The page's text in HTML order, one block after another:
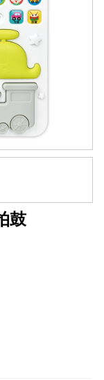
程說明』
鼓